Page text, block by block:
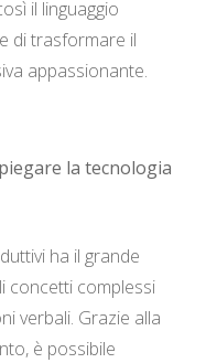
il linguaggio
di trasformare il
appassionante.
la tecnologia
ha il grande
concetti complessi
verbali. Grazie alla
è possibile